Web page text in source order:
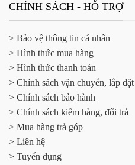
CHÍNH SÁCH - HỖ TRỢ
> Bảo vệ thông tin cá nhân
> Hình thức mua hàng
> Hình thức thanh toán
> Chính sách vận chuyển, lắp đặt
> Chính sách bảo hành
> Chính sách kiểm hàng, đổi trả
> Mua hàng trả góp
> Liên hệ
> Tuyển dụng